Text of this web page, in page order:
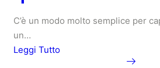
C’è un modo molto semplice per
un…
Leggi Tutto